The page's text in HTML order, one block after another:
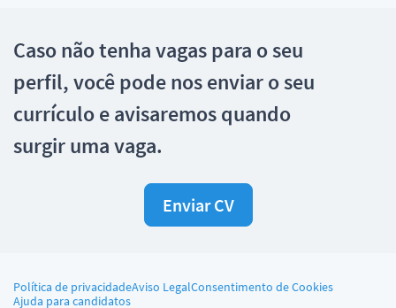
Caso não tenha vagas para o seu
perfil, você pode nos enviar o seu
currículo e avisaremos quando
surgir uma vaga.
Enviar CV
Política de privacidadeAviso LegalConsentimento de Cookies
Ajuda para candidatos